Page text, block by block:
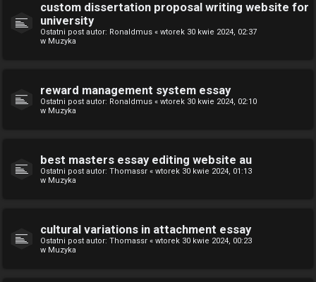
custom dissertation proposal writing website for
university
Ostatni post autor: Ronaldmus « wtorek 30 kwie 2024, 02:37
w Muzyka
reward management system essay
Ostatni post autor: Ronaldmus « wtorek 30 kwie 2024, 02:10
w Muzyka
best masters essay editing website au
Ostatni post autor: Thomassr « wtorek 30 kwie 2024, 01:13
w Muzyka
cultural variations in attachment essay
Ostatni post autor: Thomassr « wtorek 30 kwie 2024, 00:23
w Muzyka